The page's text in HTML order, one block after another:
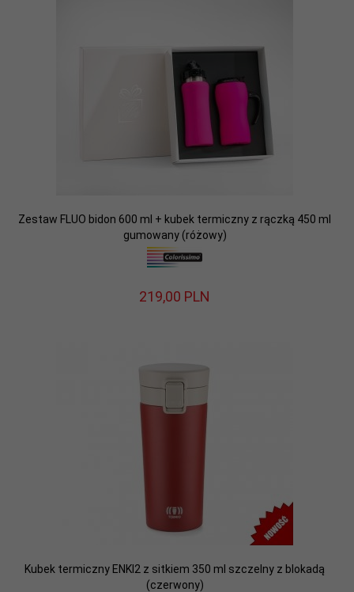
Zestaw FLUO bidon 600 ml + kubek termiczny z rączką 450 ml
gumowany (różowy)
219,00 PLN
Kubek termiczny ENKI2 z sitkiem 350 ml szczelny z blokadą
(czerwony)